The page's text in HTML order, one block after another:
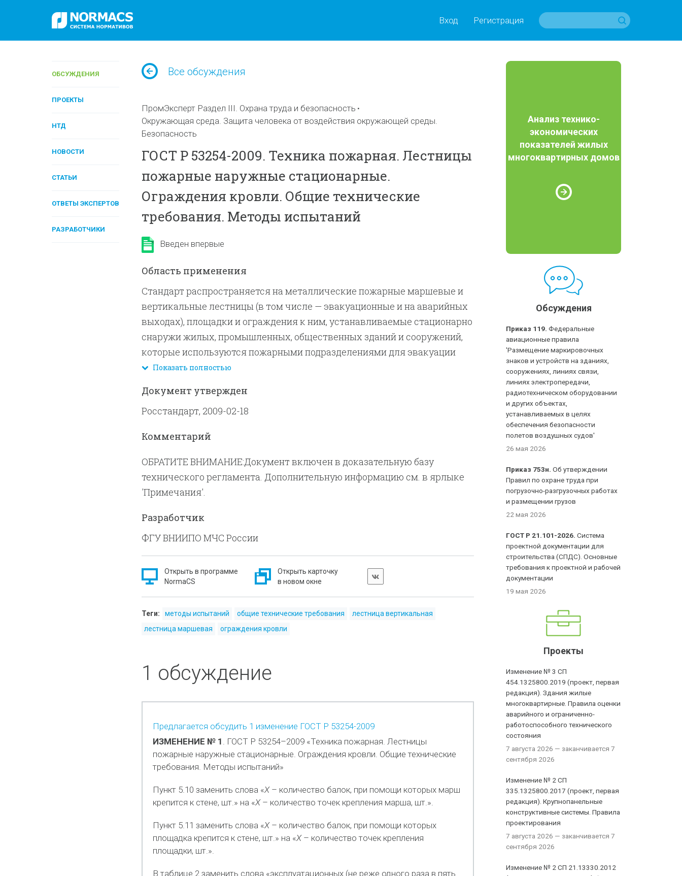
Вход Регистрация
ОБСУЖДЕНИЯ
ПРОЕКТЫ
НТД
НОВОСТИ
СТАТЬИ
ОТВЕТЫ ЭКСПЕРТОВ
РАЗРАБОТЧИКИ
Все обсуждения
ПромЭксперт Раздел III. Охрана труда и безопасность
Окружающая среда. Защита человека от воздействия окружающей среды.
Безопасность
ГОСТ Р 53254-2009. Техника пожарная. Лестницы
пожарные наружные стационарные.
Ограждения кровли. Общие технические
требования. Методы испытаний
Введен впервые
Область применения
Стандарт распространяется на металлические пожарные маршевые и
вертикальные лестницы (в том числе — эвакуационные и на аварийных
выходах), площадки и ограждения к ним, устанавливаемые стационарно
снаружи жилых, промышленных, общественных зданий и сооружений,
которые используются пожарными подразделениями для эвакуации
людей, подъема на кровли и чердаки личного состава и пожарно-
обеспечения безопасности проводимых работ.
Стандарт устанавливает типы, основные параметры и размеры, общие
качества лестниц и ограждений кровли.
Показать полностью
Документ утвержден
Росстандарт, 2009-02-18
Комментарий
ОБРАТИТЕ ВНИМАНИЕ:Документ включен в доказательную базу
технического регламента. Дополнительную информацию см. в ярлыке
'Примечания'.
Разработчик
ФГУ ВНИИПО МЧС России
Открыть в программе
NormaCS
Открыть карточку
в новом окне
Теги: методы испытаний общие технические требования
лестница вертикальная
лестница маршевая
ограждения кровли
1 обсуждение
Предлагается обсудить 1 изменение ГОСТ Р 53254-2009
ИЗМЕНЕНИЕ № 1 . ГОСТ Р 53254–2009 «Техника пожарная. Лестницы
пожарные наружные стационарные. Ограждения кровли. Общие технические
требования. Методы испытаний»
Пункт 5.10 заменить слова «Х– количество балок, при помощи которых марш
крепится к стене, шт.» на «Х– количество точек крепления марша, шт.».
Пункт 5.11 заменить слова «Х– количество балок, при помощи которых
площадка крепится к стене, шт.» на «Х– количество точек крепления
площадки, шт.».
В таблице 2 заменить слова «эксплуатационных (не реже одного раза в пять
Анализ технико-
экономических
показателей жилых
многоквартирных домов
Обсуждения
Приказ 119. Федеральные
авиационные правила
'Размещение маркировочных
знаков и устройств на зданиях,
сооружениях, линиях связи,
линиях электропередачи,
радиотехническом оборудовании
и других объектах,
устанавливаемых в целях
обеспечения безопасности
полетов воздушных судов'
26 мая 2026
Приказ 753н. Об утверждении
Правил по охране труда при
погрузочно-разгрузочных работах
и размещении грузов
22 мая 2026
ГОСТ Р 21.101-2026. Система
проектной документации для
строительства (СПДС). Основные
требования к проектной и рабочей
документации
19 мая 2026
Проекты
Изменение № 3 СП
454.1325800.2019 (проект, первая
редакция). Здания жилые
многоквартирные. Правила оценки
аварийного и ограниченно-
работоспособного технического
состояния
7 августа 2026 — заканчивается 7
сентября 2026
Изменение № 2 СП
335.1325800.2017 (проект, первая
редакция). Крупнопанельные
конструктивные системы. Правила
проектирования
7 августа 2026 — заканчивается 7
сентября 2026
Изменение № 2 СП 21.13330.2012